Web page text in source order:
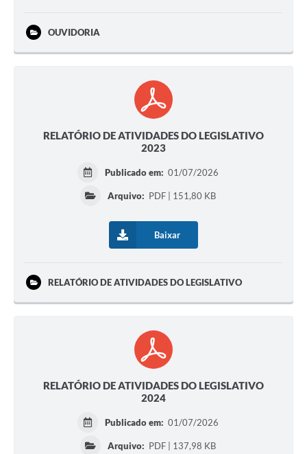
OUVIDORIA
RELATÓRIO DE ATIVIDADES DO LEGISLATIVO
2023
Publicado em: 01/07/2026
Arquivo: PDF | 151,80 KB
Baixar
RELATÓRIO DE ATIVIDADES DO LEGISLATIVO
RELATÓRIO DE ATIVIDADES DO LEGISLATIVO
2024
Publicado em: 01/07/2026
Arquivo: PDF | 137,98 KB